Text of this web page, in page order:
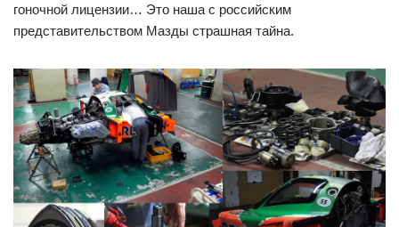
гоночной лицензии… Это наша с российским
представительством Мазды страшная тайна.